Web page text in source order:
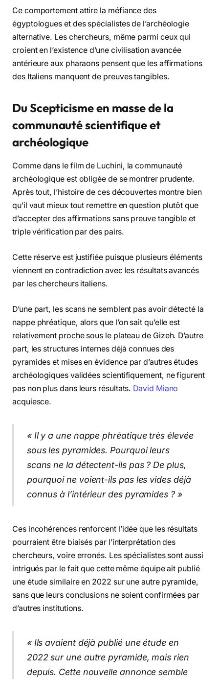
Ce comportement attire la méfiance des
égyptologues et des spécialistes de l’archéologie
alternative. Les chercheurs, même parmi ceux qui
croient en l’existence d’une civilisation avancée
antérieure aux pharaons pensent que les affirmations
des Italiens manquent de preuves tangibles.
Du Scepticisme en masse de la
communauté scientifique et
archéologique
Comme dans le film de Luchini, la communauté
archéologique est obligée de se montrer prudente.
Après tout, l’histoire de ces découvertes montre bien
qu’il vaut mieux tout remettre en question plutôt que
d’accepter des affirmations sans preuve tangible et
triple vérification par des pairs.
Cette réserve est justifiée puisque plusieurs éléments
viennent en contradiction avec les résultats avancés
par les chercheurs italiens.
D’une part, les scans ne semblent pas avoir détecté la
nappe phréatique, alors que l’on sait qu’elle est
relativement proche sous le plateau de Gizeh. D’autre
part, les structures internes déjà connues des
pyramides et mises en évidence par d’autres études
archéologiques validées scientifiquement, ne figurent
pas non plus dans leurs résultats. David Miano
acquiesce.
« Il y a une nappe phréatique très élevée
sous les pyramides. Pourquoi leurs
scans ne la détectent-ils pas ? De plus,
pourquoi ne voient-ils pas les vides déjà
connus à l’intérieur des pyramides ? »
Ces incohérences renforcent l’idée que les résultats
pourraient être biaisés par l’interprétation des
chercheurs, voire erronés. Les spécialistes sont aussi
intrigués par le fait que cette même équipe ait publié
une étude similaire en 2022 sur une autre pyramide,
sans que leurs conclusions ne soient confirmées par
d’autres institutions.
« Ils avaient déjà publié une étude en
2022 sur une autre pyramide, mais rien
depuis. Cette nouvelle annonce semble